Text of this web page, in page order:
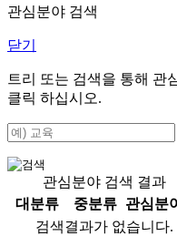
관심분야 검색
닫기
트리 또는 검색을 통해 관
클릭 하십시오.
관심분야 검색 결과
대분류
중분류
관심분
검색결과가 없습니다.